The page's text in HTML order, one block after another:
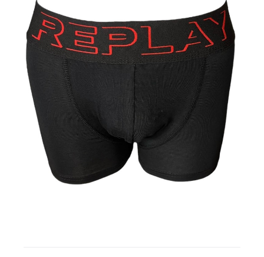
Gratis binders
Reviews